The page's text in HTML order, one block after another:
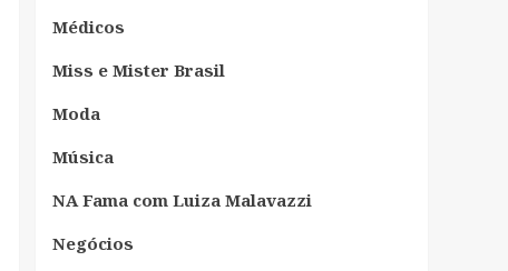
Médicos
Miss e Mister Brasil
Moda
Música
NA Fama com Luiza Malavazzi
Negócios